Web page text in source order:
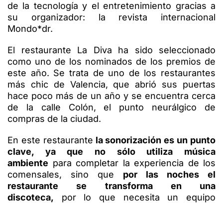
de la tecnología y el entretenimiento gracias a
su organizador: la revista internacional
Mondo*dr.
El restaurante La Diva ha sido seleccionado
como uno de los nominados de los premios de
este año. Se trata de uno de los restaurantes
más chic de Valencia, que abrió sus puertas
hace poco más de un año y se encuentra cerca
de la calle Colón, el punto neurálgico de
compras de la ciudad.
En este restaurante la sonorización es un punto
clave, ya que no sólo utiliza música
ambiente para completar la experiencia de los
comensales, sino que por las noches el
restaurante se transforma en una
discoteca, por lo que necesita un equipo